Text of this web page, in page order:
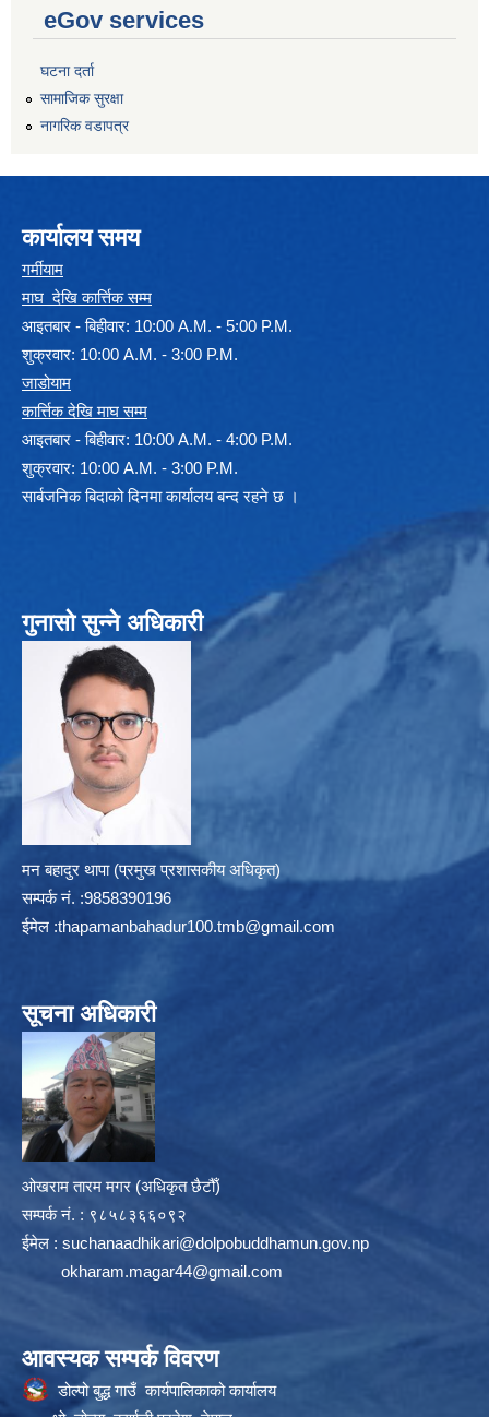
eGov services
घटना दर्ता
सामाजिक सुरक्षा
नागरिक वडापत्र
कार्यालय समय
गर्मीयाम
माघ देखि कार्त्तिक सम्म
आइतबार - बिहीवार: 10:00 A.M. - 5:00 P.M.
शुक्रवार: 10:00 A.M. - 3:00 P.M.
जाडोयाम
कार्त्तिक देखि माघ सम्म
आइतबार - बिहीवार: 10:00 A.M. - 4:00 P.M.
शुक्रवार: 10:00 A.M. - 3:00 P.M.
सार्बजनिक बिदाको दिनमा कार्यालय बन्द रहने छ ।
गुनासो सुन्ने अधिकारी
मन बहादुर थापा (प्रमुख प्रशासकीय अधिकृत)
सम्पर्क न‌ं. :9858390196
ईमेल :thapamanbahadur100.tmb@gmail.com
सूचना अधिकारी
ओखराम तारम मगर (अधिकृत छैटौँ)
सम्पर्क न‌ं. : ९८५८३६६०९२
ईमेल : suchanaadhikari@dolpobuddhamun.gov.np
okharam.magar44@gmail.com
आवस्यक सम्पर्क विवरण
डोल्पो बुद्ध गाउँ कार्यपालिकाको कार्यालय